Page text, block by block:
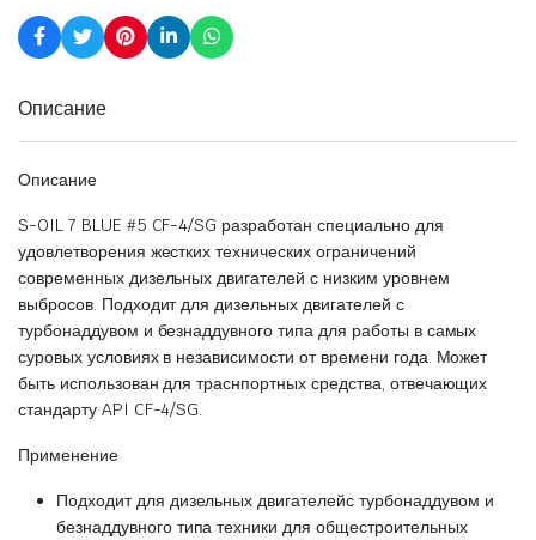
Описание
Описание
S-OIL 7 BLUE #5 CF-4/SG разработан специально для
удовлетворения жестких технических ограничений
современных дизельных двигателей с низким уровнем
выбросов. Подходит для дизельных двигателей с
турбонаддувом и безнаддувного типа для работы в самых
суровых условиях в независимости от времени года. Может
быть использован для траснпортных средства, отвечающих
стандарту API CF-4/SG.
Применение
Подходит для дизельных двигателейс турбонаддувом и
безнаддувного типа техники для общестроительных